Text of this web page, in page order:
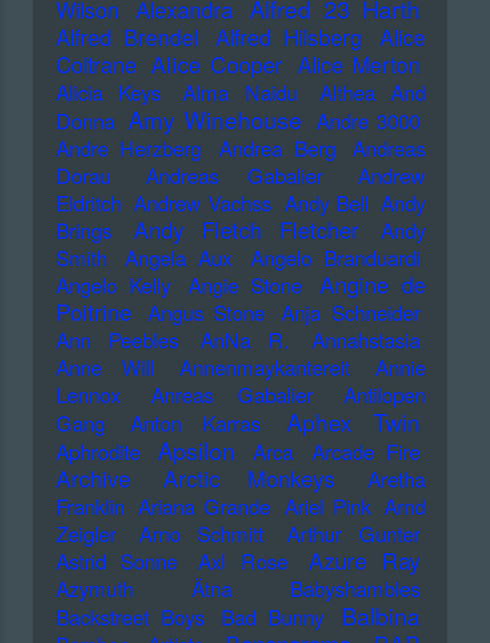
Wilson Alexandra Alfred 23 Harth
Alfred Brendel Alfred Hilsberg
Alice
Coltrane Alice Cooper Alice Merton
Alicia Keys Alma Naidu
Althea And
Donna Amy Winehouse Andre 3000
Andre Herzberg
Andrea Berg
Andreas
Dorau
Andreas Gabalier
Andrew
Eldritch Andrew Vachss Andy Bell Andy
Brings
Andy Fletch Fletcher
Andy
Smith
Angela Aux
Angelo Branduardi
Angelo Kelly
Angie Stone
Angine de
Poitrine Angus Stone Anja Schneider
Ann Peebles
AnNa R.
Annahstasia
Anne Will
Annenmaykantereit
Annie
Lennox
Anreas Gabalier
Antilopen
Gang
Anton Karras Aphex Twin
Aphrodite Apsilon Arca Arcade Fire
Archive Arctic Monkeys
Aretha
Franklin Ariana Grande Ariel Pink Arnd
Zeigler
Arno Schmitt
Arthur Gunter
Astrid Sonne
Axl Rose Azure Ray
Azymuth Ätna
Babyshambles
Backstreet Boys
Bad Bunny Balbina